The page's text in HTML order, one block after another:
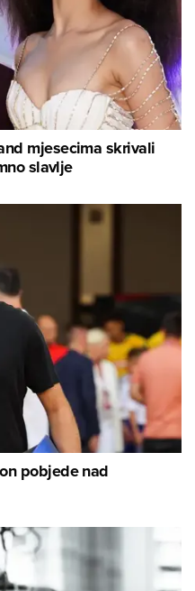
mjesecima skrivali
slavlje
pobjede nad